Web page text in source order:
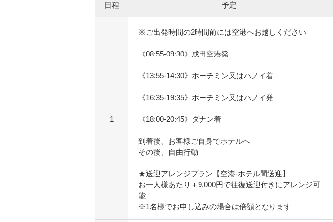
日程 予定
1
※ご出発時間の2時間前には空港へお越しください
《08:55-09:30》成田空港発
《13:55-14:30》ホーチミン又はハノイ着
《16:35-19:35》ホーチミン又はハノイ発
《18:00-20:45》ダナン着
到着後、お客様ご自身でホテルへ
その後、自由行動
★送迎アレンジプラン【空港-ホテル間送迎】
お一人様あたり＋9,000円で往復送迎付きにアレンジ可
能
※1名様でお申し込みの場合は倍額となります